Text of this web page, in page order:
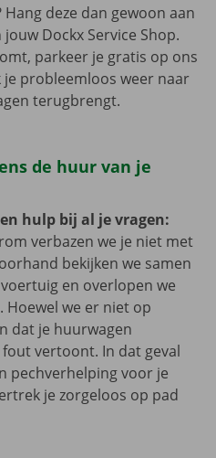
deze dan gewoon aan
Dockx Service Shop.
parkeer je gratis op ons
probleemloos weer naar
terugbrengt.
de huur van je
hulp bij al je vragen:
verbazen we je niet met
bekijken we samen
en overlopen we
we er niet op
dat je huurwagen
vertoont. In dat geval
pechverhelping voor je
je zorgeloos op pad